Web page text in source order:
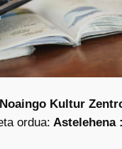
Noaingo Kultur
ordua: Astelehena